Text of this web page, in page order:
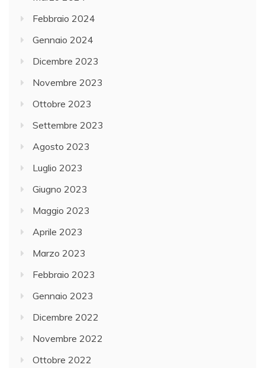
Febbraio 2024
Gennaio 2024
Dicembre 2023
Novembre 2023
Ottobre 2023
Settembre 2023
Agosto 2023
Luglio 2023
Giugno 2023
Maggio 2023
Aprile 2023
Marzo 2023
Febbraio 2023
Gennaio 2023
Dicembre 2022
Novembre 2022
Ottobre 2022